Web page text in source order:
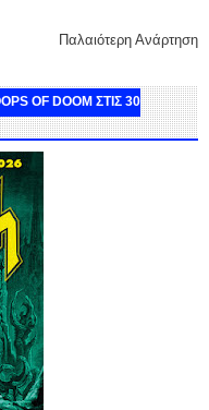
Παλαιότερη Ανάρτηση
OF DOOM ΣΤΙΣ 30